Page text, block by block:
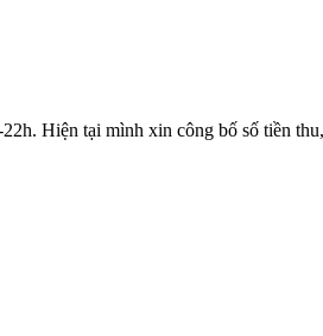
Hiện tại mình xin công bố số tiền